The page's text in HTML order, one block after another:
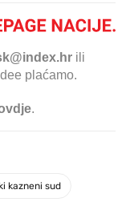
ili
plaćamo.
.
kazneni sud